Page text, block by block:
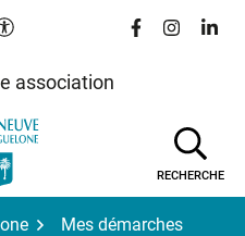
Paramètres d'accessibilité
Lien vers le
Lien vers
Lien
association
RECHERCHE
Mes démarches